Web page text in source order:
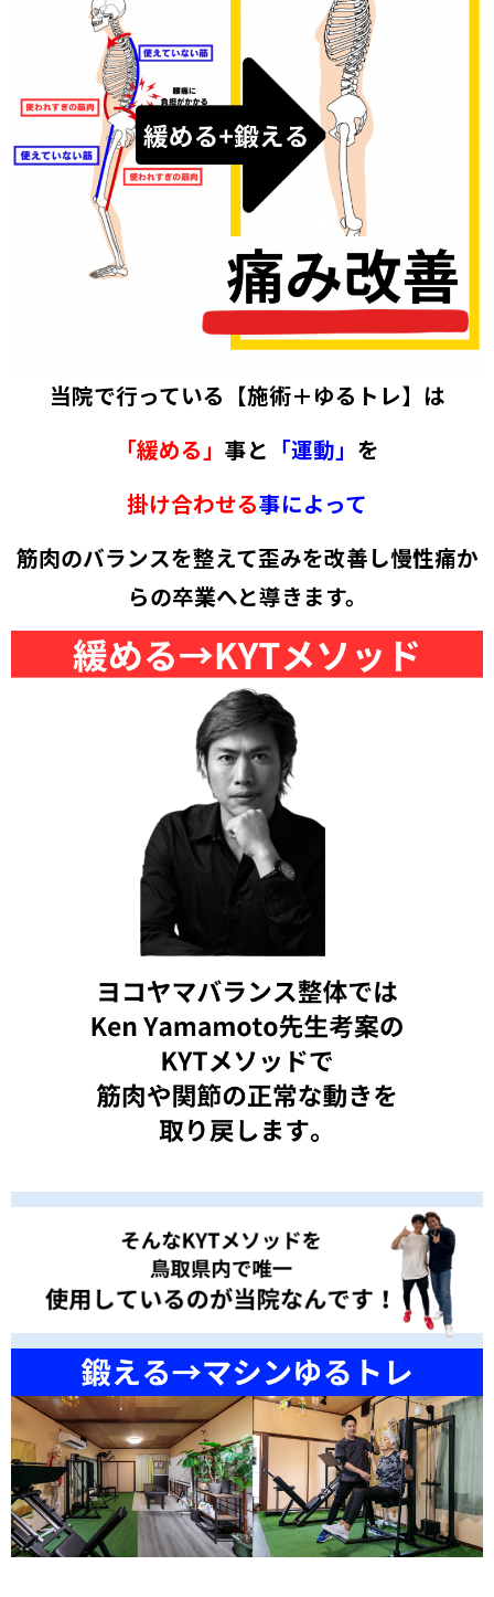
当院で行っている【施術＋ゆるトレ】は
「緩める」 事と 「運動」 を
掛け合わせる事によって
筋肉のバランスを整えて歪みを改善し慢性痛か
らの卒業へと導きます。